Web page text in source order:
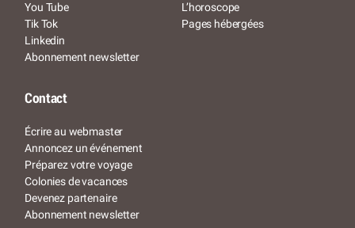
You Tube
Tik Tok
Linkedin
Abonnement newsletter
L’horoscope
Pages hébergées
Contact
Écrire au webmaster
Annoncez un événement
Préparez votre voyage
Colonies de vacances
Devenez partenaire
Abonnement newsletter